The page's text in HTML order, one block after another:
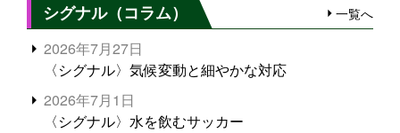
シグナル（コラム） 一覧へ
2026年7月27日
〈シグナル〉気候変動と細やかな対応
2026年7月1日
〈シグナル〉水を飲むサッカー